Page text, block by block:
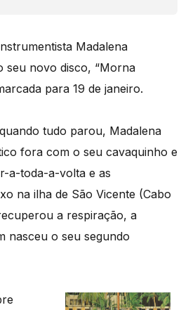
Madalena
seu novo disco, “Morna
para 19 de janeiro.
tudo parou, Madalena
fora com o seu cavaquinho e
a-toda-a-volta e as
na ilha de São Vicente (Cabo
a respiração, a
nasceu o seu segundo